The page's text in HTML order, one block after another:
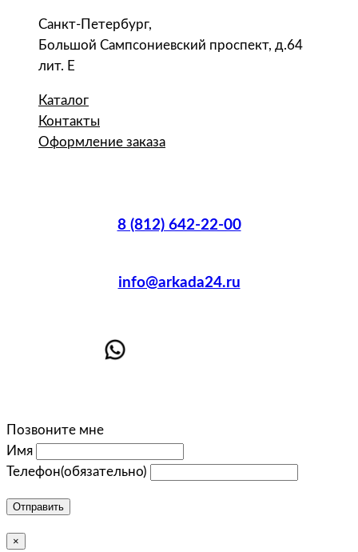
Санкт-Петербург,
Большой Сампсониевский проспект, д.64
лит. Е
Каталог
Контакты
Оформление заказа
8 (812) 642-22-00
info@arkada24.ru
Позвоните мне
Имя
Телефон(обязательно)
Отправить
×